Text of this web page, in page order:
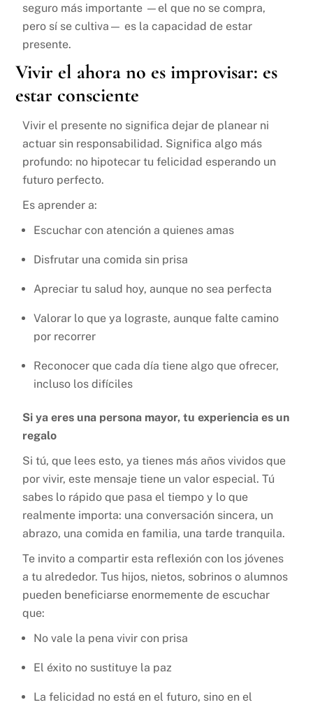
seguro más importante —el que no se compra,
pero sí se cultiva— es la capacidad de estar
presente.
Vivir el ahora no es improvisar: es
estar consciente
Vivir el presente no significa dejar de planear ni
actuar sin responsabilidad. Significa algo más
profundo: no hipotecar tu felicidad esperando un
futuro perfecto.
Es aprender a:
Escuchar con atención a quienes amas
Disfrutar una comida sin prisa
Apreciar tu salud hoy, aunque no sea perfecta
Valorar lo que ya lograste, aunque falte camino
por recorrer
Reconocer que cada día tiene algo que ofrecer,
incluso los difíciles
Si ya eres una persona mayor, tu experiencia es un
regalo
Si tú, que lees esto, ya tienes más años vividos que
por vivir, este mensaje tiene un valor especial. Tú
sabes lo rápido que pasa el tiempo y lo que
realmente importa: una conversación sincera, un
abrazo, una comida en familia, una tarde tranquila.
Te invito a compartir esta reflexión con los jóvenes
a tu alrededor. Tus hijos, nietos, sobrinos o alumnos
pueden beneficiarse enormemente de escuchar
que:
No vale la pena vivir con prisa
El éxito no sustituye la paz
La felicidad no está en el futuro, sino en el